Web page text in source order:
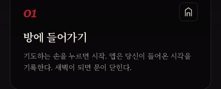
01
방에 들어가기
기도하는 손을 누르면 시작. 앱은 당신이 들어온 시각을
기록한다. 새벽이 되면 문이 닫힌다.